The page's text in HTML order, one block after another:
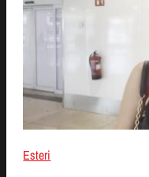
Esteri